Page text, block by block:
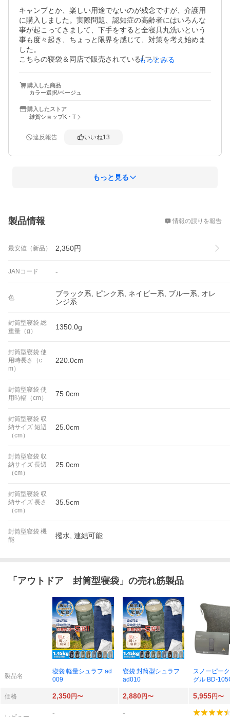
キャンプとか、楽しい用途でないのが残念ですが、介護用
に購入しました。実際問題、認知症の高齢者にはいろんな
事が起こってきまして、下手をすると全寝具丸洗いという
事も度々起き、ちょっと限界を感じて、対策を考え始めま
した。
こちらの寝袋＆同店で販売されている｢フリースのインナー
よいお買物でした♪
★追加情報ですが、2個連結して使いたい方は、同店で一度
の買物で2個買う必要があります。Y!オークションにもお店
個買わねば連結できない場合があります。本体右にファス
シュラフがあり、同時注文すれば、｢R｣と｢L｣の連結できる
もっとみる
購入した商品
カラー選択/ベージュ
購入したストア
雑貨ショップK・T
違反報告 いいね13
もっと見る
製品情報 情報の誤りを報告
最安値（新品） 2,350円
JANコード -
色
ブラック系, ピンク系, ネイビー系, ブルー系, オレ
ンジ系
封筒型寝袋 総
重量（g）
1350.0g
封筒型寝袋 使
用時長さ（c
m）
220.0cm
封筒型寝袋 使
用時幅（cm）
75.0cm
封筒型寝袋 収
納サイズ 短辺
（cm）
25.0cm
封筒型寝袋 収
納サイズ 長辺
（cm）
25.0cm
封筒型寝袋 収
納サイズ 長さ
（cm）
35.5cm
封筒型寝袋 機
能
撥水, 連結可能
「 アウトドア 封筒型寝袋 」の売れ筋製品
製品名
寝袋 軽量シュラフ ad
009
寝袋 封筒型シュラフ
ad010
スノーピー
グル BD-
価格 2,350円〜 2,880円〜 5,955円〜
- -